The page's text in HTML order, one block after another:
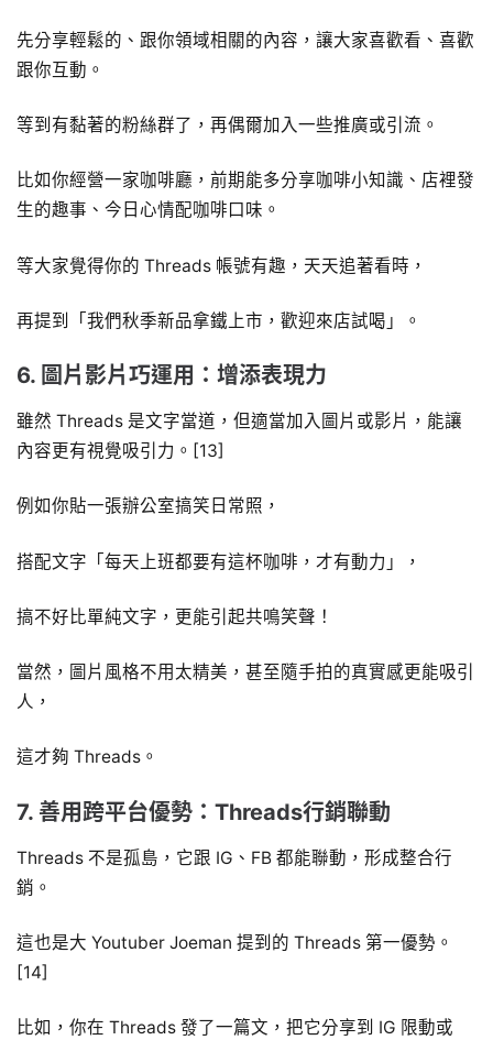
先分享輕鬆的、跟你領域相關的內容，讓大家喜歡看、喜歡
跟你互動。
等到有黏著的粉絲群了，再偶爾加入一些推廣或引流。
比如你經營一家咖啡廳，前期能多分享咖啡小知識、店裡發
生的趣事、今日心情配咖啡口味。
等大家覺得你的 Threads 帳號有趣，天天追著看時，
再提到「我們秋季新品拿鐵上市，歡迎來店試喝」。
6. 圖片影片巧運用：增添表現力
雖然 Threads 是文字當道，但適當加入圖片或影片，能讓
內容更有視覺吸引力。[13]
例如你貼一張辦公室搞笑日常照，
搭配文字「每天上班都要有這杯咖啡，才有動力」，
搞不好比單純文字，更能引起共鳴笑聲！
當然，圖片風格不用太精美，甚至隨手拍的真實感更能吸引
人，
這才夠 Threads。
7. 善用跨平台優勢：Threads行銷聯動
Threads 不是孤島，它跟 IG、FB 都能聯動，形成整合行
銷。
這也是大 Youtuber Joeman 提到的 Threads 第一優勢。
[14]
比如，你在 Threads 發了一篇文，把它分享到 IG 限動或